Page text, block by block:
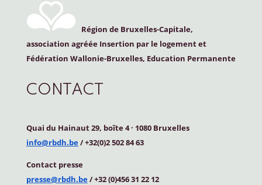
Région de Bruxelles-Capitale,
association agréée Insertion par le logement et
Fédération Wallonie-Bruxelles, Education Permanente
CONTACT
Quai du Hainaut 29, boîte 4· 1080 Bruxelles
info@rbdh.be/ +32(0)2 502 84 63
Contact presse
presse@rbdh.be/ +32 (0)456 31 22 12